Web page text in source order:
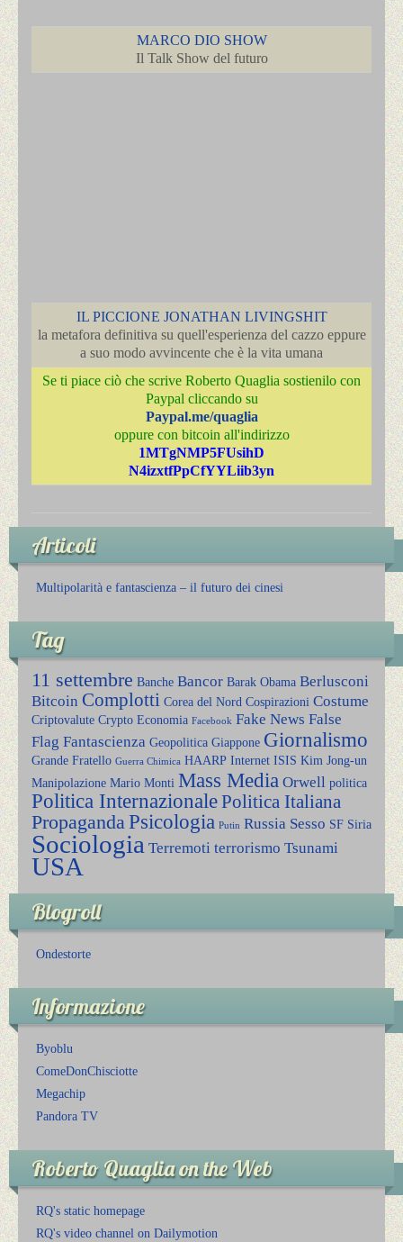
MARCO DIO SHOW
Il Talk Show del futuro
IL PICCIONE JONATHAN LIVINGSHIT
la metafora definitiva su quell'esperienza del cazzo eppure
a suo modo avvincente che è la vita umana
Se ti piace ciò che scrive Roberto Quaglia sostienilo con
Paypal cliccando su
Paypal.me/quaglia
oppure con bitcoin all'indirizzo
1MTgNMP5FUsihD
N4izxtfPpCfYYLiib3yn
Articoli
Multipolarità e fantascienza – il futuro dei cinesi
Tag
11 settembre Banche Bancor Barak Obama Berlusconi
Bitcoin Complotti Corea del Nord Cospirazioni Costume
Criptovalute Crypto Economia Facebook Fake News False
Flag Fantascienza Geopolitica Giappone Giornalismo
Grande Fratello Guerra Chimica HAARP Internet ISIS Kim Jong-un
Manipolazione Mario Monti Mass Media Orwell politica
Politica InternazionalePolitica Italiana
PropagandaPsicologia Putin Russia Sesso SF Siria
Sociologia Terremoti terrorismo Tsunami
USA
Blogroll
Ondestorte
Informazione
Byoblu
ComeDonChisciotte
Megachip
Pandora TV
Roberto Quaglia on the Web
RQ's static homepage
RQ's video channel on Dailymotion